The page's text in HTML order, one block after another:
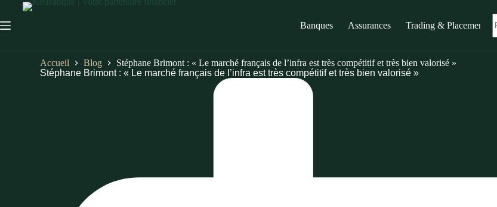
Banques Assurances Trading & Placements
Accueil Blog
Stéphane Brimont : « Le marché français de l’infra est très compétitif et très bien valorisé »
Stéphane Brimont : « Le marché français de l’infra est très compétitif et très bien valorisé »